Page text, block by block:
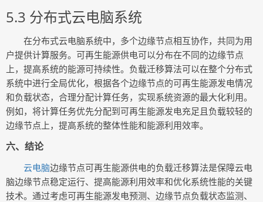
5.3 分布式云电脑系统
在分布式云电脑系统中，多个边缘节点相互协作，共同为用
户提供计算服务。可再生能源供电可以分布在不同的边缘节点
上，提高系统的能源可持续性。负载迁移算法可以在整个分布式
系统中进行全局优化，根据各个边缘节点的可再生能源发电情况
和负载状态，合理分配计算任务，实现系统资源的最大化利用。
例如，将计算任务优先分配到可再生能源发电充足且负载较轻的
边缘节点上，提高系统的整体性能和能源利用效率。
六、结论
云电脑边缘节点可再生能源供电的负载迁移算法是保障云电
脑边缘节点稳定运行、提高能源利用效率和优化系统性能的关键
技术。通过考虑可再生能源发电预测、边缘节点负载状态监测、